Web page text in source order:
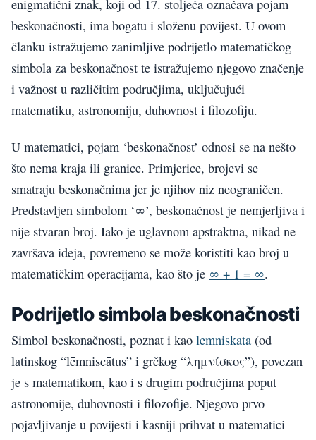
enigmatični znak, koji od 17. stoljeća označava pojam
beskonačnosti, ima bogatu i složenu povijest. U ovom
članku istražujemo zanimljive podrijetlo matematičkog
simbola za beskonačnost te istražujemo njegovo značenje
i važnost u različitim područjima, uključujući
matematiku, astronomiju, duhovnost i filozofiju.
U matematici, pojam ‘beskonačnost’ odnosi se na nešto
što nema kraja ili granice. Primjerice, brojevi se
smatraju beskonačnima jer je njihov niz neograničen.
Predstavljen simbolom ‘∞’, beskonačnost je nemjerljiva i
nije stvaran broj. Iako je uglavnom apstraktna, nikad ne
završava ideja, povremeno se može koristiti kao broj u
matematičkim operacijama, kao što je ∞ + 1 = ∞.
Podrijetlo simbola beskonačnosti
Simbol beskonačnosti, poznat i kao lemniskata (od
latinskog “lēmniscātus” i grčkog “λημνίσκος”), povezan
je s matematikom, kao i s drugim područjima poput
astronomije, duhovnosti i filozofije. Njegovo prvo
pojavljivanje u povijesti i kasniji prihvat u matematici